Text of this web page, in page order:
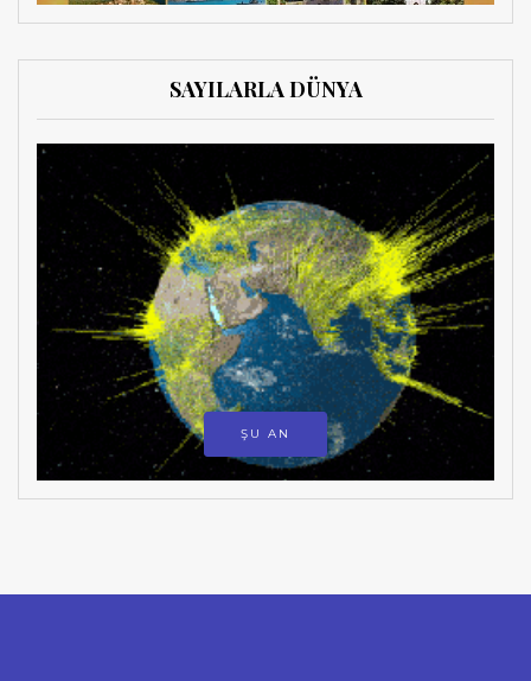
SAYILARLA DÜNYA
ŞU AN